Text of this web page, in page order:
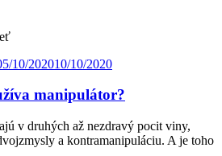
10/202010/10/2020
manipulátor?
v druhých až nezdravý pocit viny,
a kontramanipuláciu. A je toho